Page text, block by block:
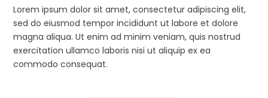
Lorem ipsum dolor sit amet, consectetur adipiscing elit,
sed do eiusmod tempor incididunt ut labore et dolore
magna aliqua. Ut enim ad minim veniam, quis nostrud
exercitation ullamco laboris nisi ut aliquip ex ea
commodo consequat.